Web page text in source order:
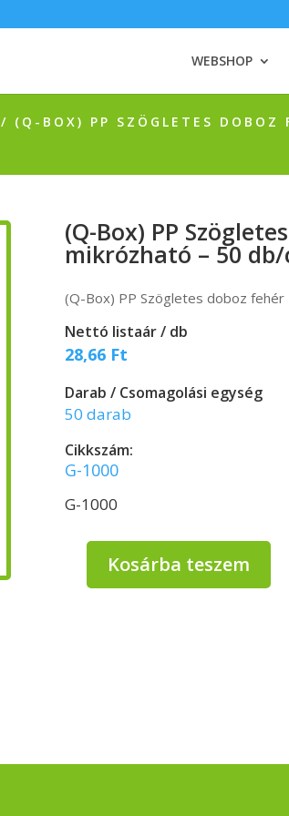
WEBSHOP
/ (Q-BOX) PP SZÖGLETES
(Q-Box) PP
mikrózható – 50
(Q-Box) PP Szögletes doboz
Nettó listaár / db
28,66 Ft
Darab / Csomagolási egység
50 darab
Cikkszám:
G-1000
G-1000
Box)
-
Kosárba teszem